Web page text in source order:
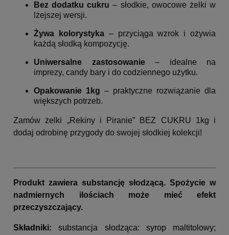
Bez dodatku cukru – słodkie, owocowe żelki w
lżejszej wersji.
Żywa kolorystyka– przyciąga wzrok i ożywia
każdą słodką kompozycję.
Uniwersalne zastosowanie– idealne na
imprezy, candy bary i do codziennego użytku.
Opakowanie 1kg – praktyczne rozwiązanie dla
większych potrzeb.
Zamów żelki „Rekiny i Piranie” BEZ CUKRU 1kg i
dodaj odrobinę przygody do swojej słodkiej kolekcji!
Produkt zawiera substancję słodzącą. Spożycie w
nadmiernych ilościach może mieć efekt
przeczyszczający.
Składniki:substancja słodząca: syrop maltitolowy;